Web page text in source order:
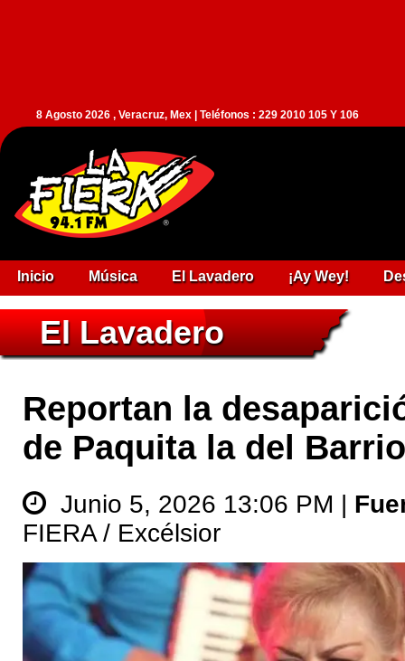
8 Agosto 2026 , Veracruz, Mex | Teléfonos : 229 2010 105 Y 106
Inicio Música El Lavadero ¡Ay Wey!
El Lavadero
Reportan la
de Paquita la del
Junio 5, 2026 13:06 PM |
FIERA / Excélsior